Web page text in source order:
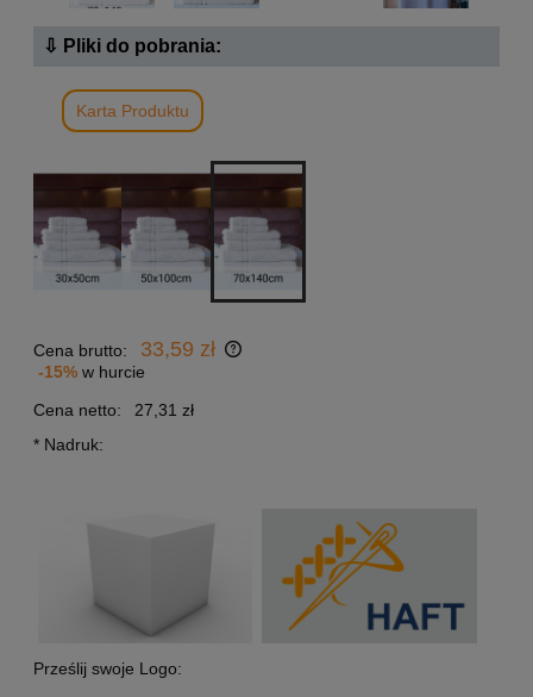
⇩ Pliki do pobrania:
Karta Produktu
Cena brutto: 33,59 zł
-15% w hurcie
Cena netto:
27,31 zł
* Nadruk:
Prześlij swoje Logo: